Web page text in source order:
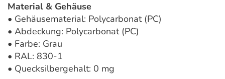
Material & Gehäuse
• Gehäusematerial: Polycarbonat (PC)
• Abdeckung: Polycarbonat (PC)
• Farbe: Grau
• RAL: 830-1
• Quecksilbergehalt: 0 mg